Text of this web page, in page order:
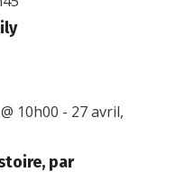
par
10h00 - 27 avril,